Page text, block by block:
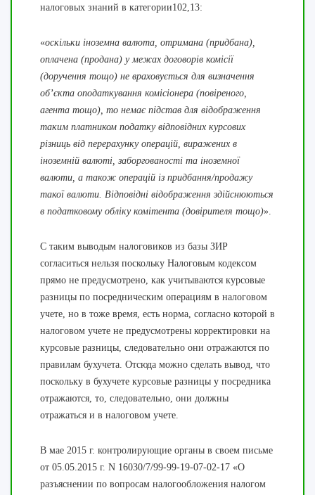
налоговых знаний в категории102,13:
«оскільки іноземна валюта, отримана (придбана),
оплачена (продана) у межах договорів комісії
(доручення тощо) не враховується для визначення
об’єкта оподаткування комісіонера (повіреного,
агента тощо), то немає підстав для відображення
таким платником податку відповідних курсових
різниць від перерахунку операцій, виражених в
іноземній валюті, заборгованості та іноземної
валюти, а також операцій із придбання/продажу
такої валюти. Відповідні відображення здійснюються
в податковому обліку комітента (довірителя тощо)».
С таким выводым налоговиков из базы ЗИР
согласиться нельзя поскольку Налоговым кодексом
прямо не предусмотрено, как учитываются курсовые
разницы по посредническим операциям в налоговом
учете, но в тоже время, есть норма, согласно которой в
налоговом учете не предусмотрены корректировки на
курсовые разницы, следовательно они отражаются по
правилам бухучета. Отсюда можно сделать вывод, что
поскольку в бухучете курсовые разницы у посредника
отражаются, то, следовательно, они должны
отражаться и в налоговом учете.
В мае 2015 г. контролирующие органы в своем письме
от 05.05.2015 г. N 16030/7/99-99-19-07-02-17 «О
разъяснении по вопросам налогообложения налогом